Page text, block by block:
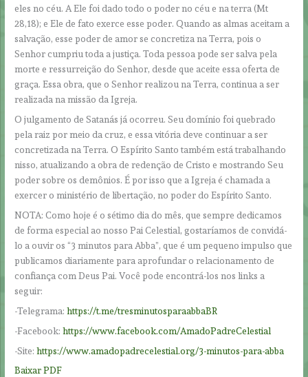
eles no céu. A Ele foi dado todo o poder no céu e na terra (Mt
28,18); e Ele de fato exerce esse poder. Quando as almas aceitam a
salvação, esse poder de amor se concretiza na Terra, pois o
Senhor cumpriu toda a justiça. Toda pessoa pode ser salva pela
morte e ressurreição do Senhor, desde que aceite essa oferta de
graça. Essa obra, que o Senhor realizou na Terra, continua a ser
realizada na missão da Igreja.
O julgamento de Satanás já ocorreu. Seu domínio foi quebrado
pela raiz por meio da cruz, e essa vitória deve continuar a ser
concretizada na Terra. O Espírito Santo também está trabalhando
nisso, atualizando a obra de redenção de Cristo e mostrando Seu
poder sobre os demônios. É por isso que a Igreja é chamada a
exercer o ministério de libertação, no poder do Espírito Santo.
NOTA: Como hoje é o sétimo dia do mês, que sempre dedicamos
de forma especial ao nosso Pai Celestial, gostaríamos de convidá-
lo a ouvir os “3 minutos para Abba”, que é um pequeno impulso que
publicamos diariamente para aprofundar o relacionamento de
confiança com Deus Pai. Você pode encontrá-los nos links a
seguir:
-Telegrama:https://t.me/tresminutosparaabbaBR
-Facebook:https://www.facebook.com/AmadoPadreCelestial
-Site:https://www.amadopadrecelestial.org/3-minutos-para-abba
Baixar PDF